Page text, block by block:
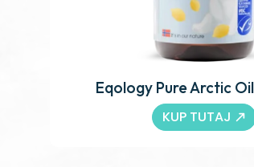
Eqology Pure Arctic
KUP TUTAJ